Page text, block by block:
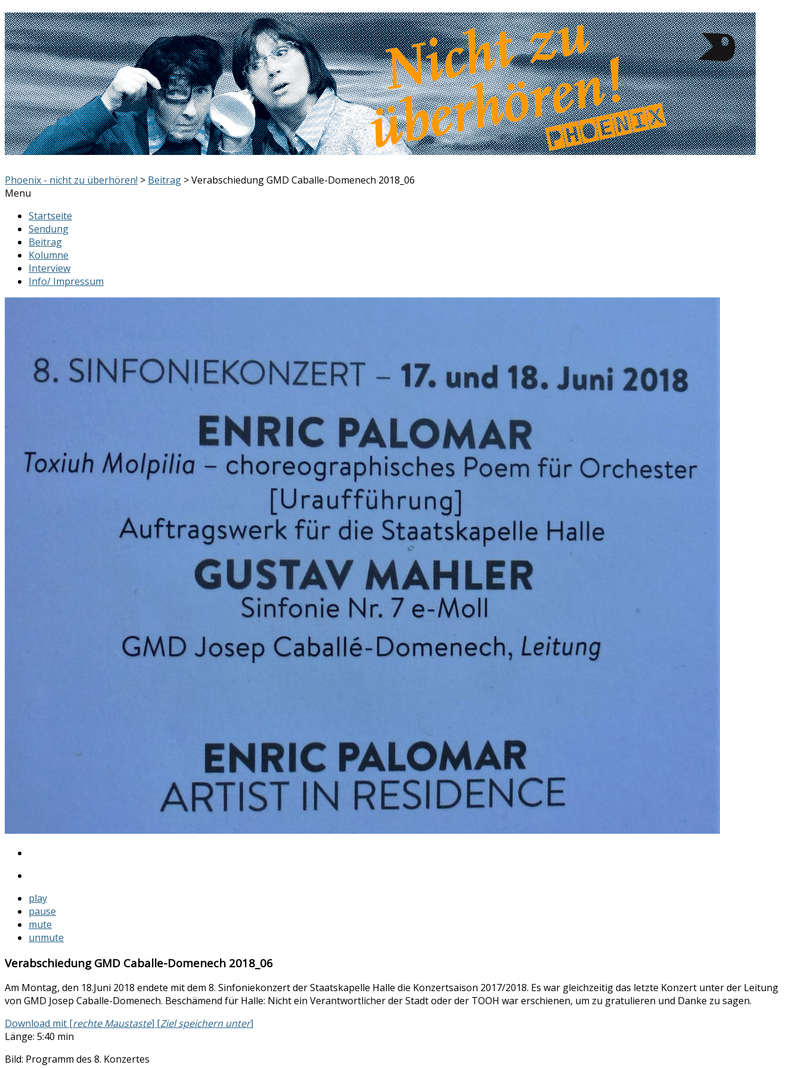
Phoenix - nicht zu überhören! > Beitrag > Verabschiedung GMD Caballe-Domenech 2018_06
Menu
Startseite
Sendung
Beitrag
Kolumne
Interview
Info/ Impressum
play
pause
mute
unmute
Verabschiedung GMD Caballe-Domenech 2018_06
Am Montag, den 18.Juni 2018 endete mit dem 8. Sinfoniekonzert der Staatskapelle Halle die Konzertsaison 2017/2018. Es war gleichzeitig das letzte Konzert unter der Leitung
von GMD Josep Caballe-Domenech. Beschämend für Halle: Nicht ein Verantwortlicher der Stadt oder der TOOH war erschienen, um zu gratulieren und Danke zu sagen.
Download mit [rechte Maustaste] [Ziel speichern unter]
Länge: 5:40 min
Bild: Programm des 8. Konzertes